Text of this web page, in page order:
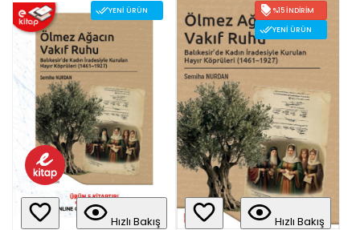
YENI ÜRÜN
Hızlı Bakış
%15 İNDIRIM
YENI ÜRÜN
Hızlı Bakış